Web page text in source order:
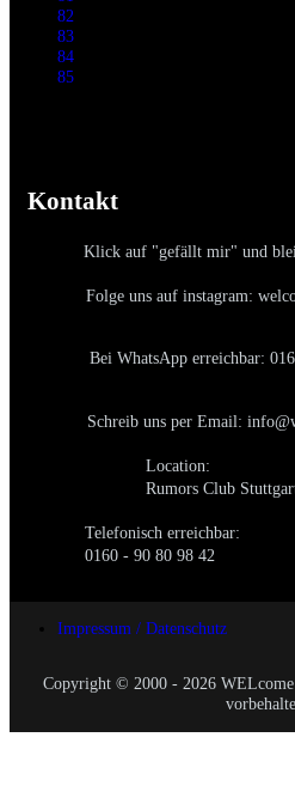
82
83
84
85
Kontakt
Klick auf "gefällt mir" und
Folge uns auf instagram:
Bei WhatsApp erreichbar:
Schreib uns per Email:
Location:
Rumors Club
Telefonisch erreichbar:
0160 - 90 80 98 42
Impressum / Datenschutz
Copyright © 2000 - 2026